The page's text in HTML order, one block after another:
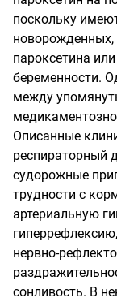
поскольку
новорожденных,
пароксетина
беременности.
между
Описанные
респираторный
судорожные
трудности с
артериальную
нервно-
сонливость. В